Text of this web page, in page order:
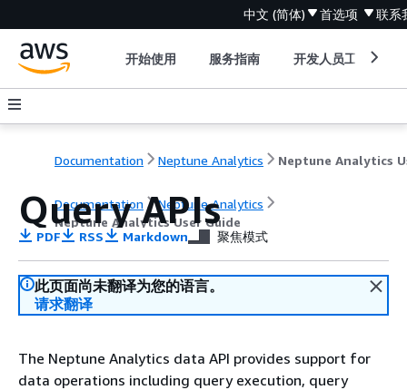
中文 (简体) 首选项 联系
开始使用 服务指南 开发人员工具
Documentation Neptune Analytics
Documentation
Neptune Analytics
Neptune Analytics User Guide
Query APIs
PDF RSS Markdown 聚焦模式
此页面尚未翻译为您的语言。
请求翻译
The Neptune Analytics data API provides support for
data operations including query execution, query